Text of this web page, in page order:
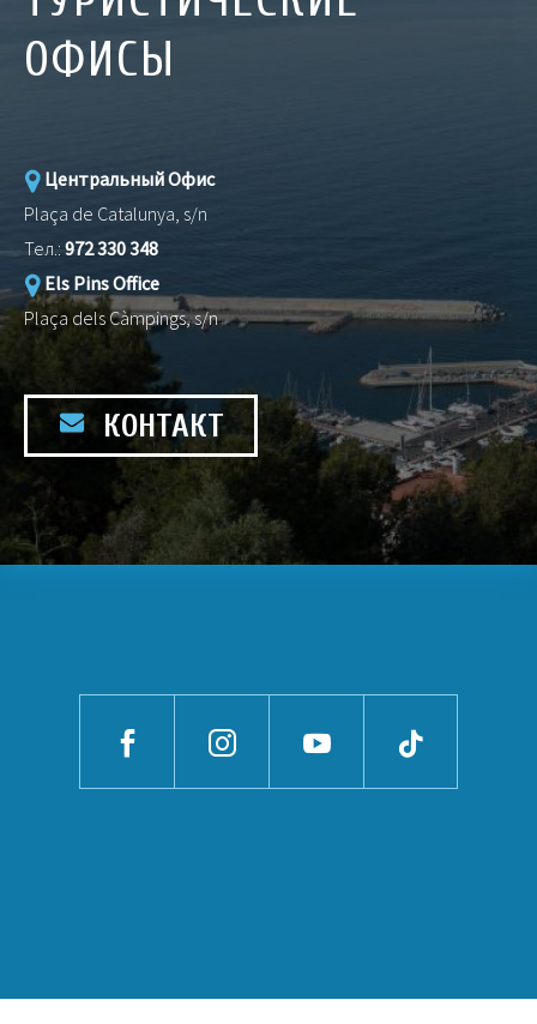
ОФИСЫ
Центральный Офис
Plaça de Catalunya, s/n
Тел.:972 330 348
Els Pins Office
Plaça dels Càmpings, s/n
КОНТАКТ